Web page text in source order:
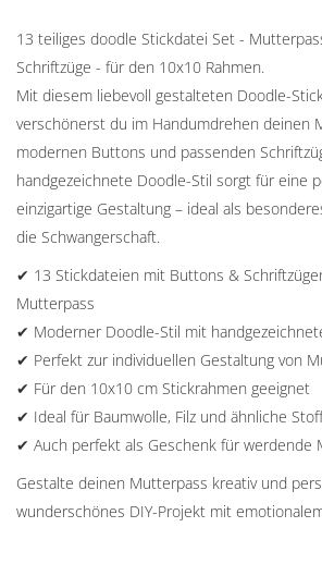
13 teiliges doodle Stickdatei Set -
Schriftzüge - für den 10x10 Rahmen.
Mit diesem liebevoll gestalteten Doodle-
verschönerst du im Handumdrehen deinen
modernen Buttons und passenden
handgezeichnete Doodle-Stil sorgt für eine
einzigartige Gestaltung – ideal als
die Schwangerschaft.
✔ 13 Stickdateien mit Buttons &
Mutterpass
✔ Moderner Doodle-Stil mit
✔ Perfekt zur individuellen Gestaltung von
✔ Für den 10x10 cm Stickrahmen geeignet
✔ Ideal für Baumwolle, Filz und ähnliche
✔ Auch perfekt als Geschenk für werdende
Gestalte deinen Mutterpass kreativ und
wunderschönes DIY-Projekt mit